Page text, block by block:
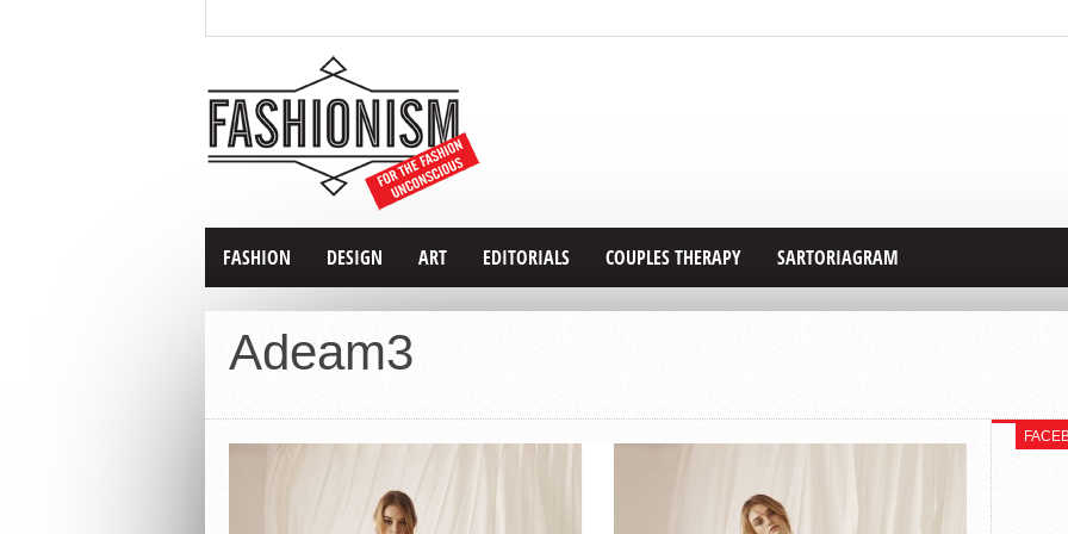
FASHION DESIGN ART EDITORIALS COUPLES THERAPY SARTORIAGRAM
Adeam3